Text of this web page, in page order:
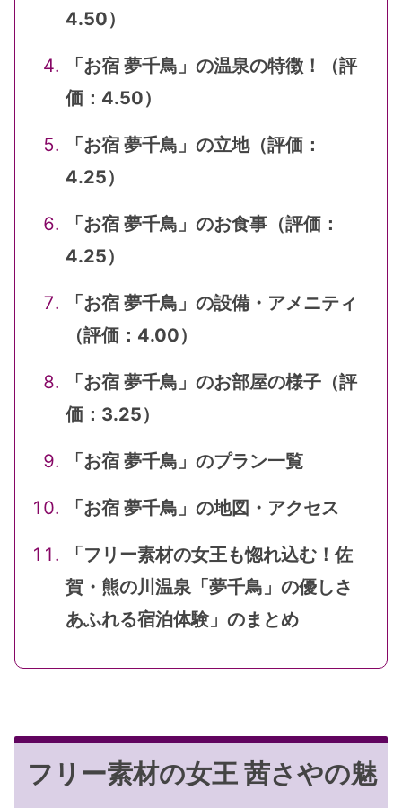
4.50）
「お宿 夢千鳥」の温泉の特徴！（評
価：4.50）
「お宿 夢千鳥」の立地（評価：
4.25）
「お宿 夢千鳥」のお食事（評価：
4.25）
「お宿 夢千鳥」の設備・アメニティ
（評価：4.00）
「お宿 夢千鳥」のお部屋の様子（評
価：3.25）
「お宿 夢千鳥」のプラン一覧
「お宿 夢千鳥」の地図・アクセス
「フリー素材の女王も惚れ込む！佐
賀・熊の川温泉「夢千鳥」の優しさ
あふれる宿泊体験」のまとめ
フリー素材の女王 茜さやの魅